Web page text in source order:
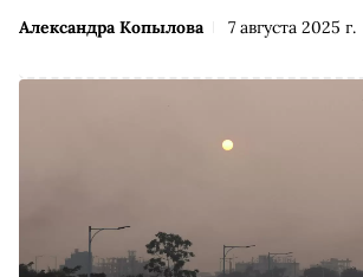
Александра Копылова 7 августа 2025 г.